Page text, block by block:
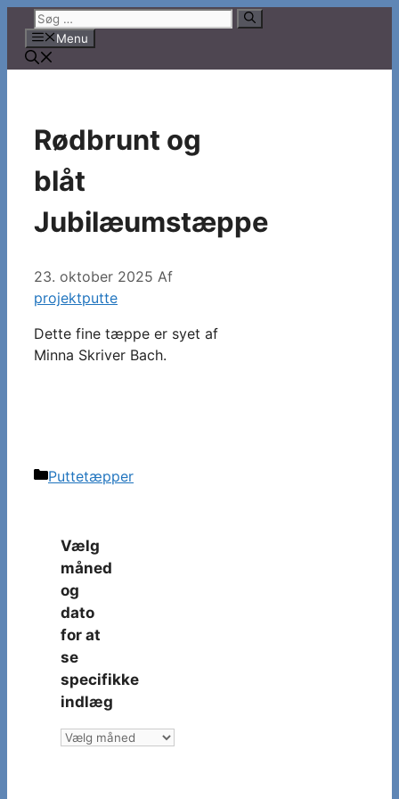
indhold
Søg
efter:Menu
Rødbrunt og
blåt
Jubilæumstæppe
23. oktober 2025 Af
projektputte
Dette fine tæppe er syet af
Minna Skriver Bach.
Kategorier
Puttetæpper
Vælg
måned
og
dato
for at
se
specifikke
indlæg
Vælg